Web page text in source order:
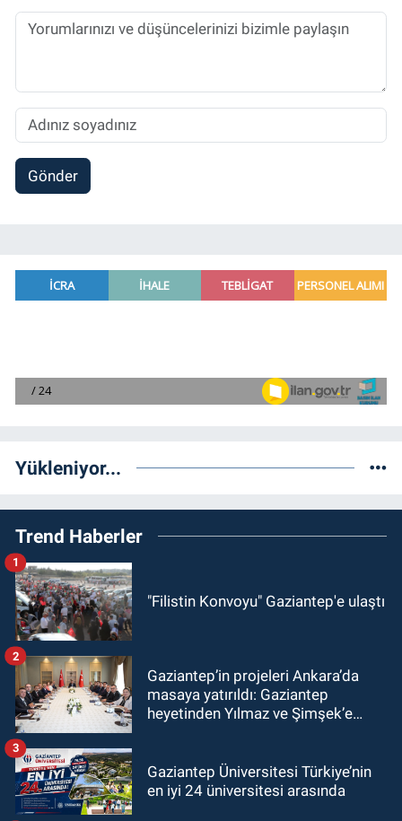
Sorumlu Haber Editörü' olarak devam
etmektedir.
Gönder
Yükleniyor...
Trend Haberler
"Filistin Konvoyu" Gaziantep'e ulaştı
1
Gaziantep’in projeleri Ankara’da
masaya yatırıldı: Gaziantep
heyetinden Yılmaz ve Şimşek’e
2
Gaziantep Üniversitesi Türkiye’nin
en iyi 24 üniversitesi arasında
3